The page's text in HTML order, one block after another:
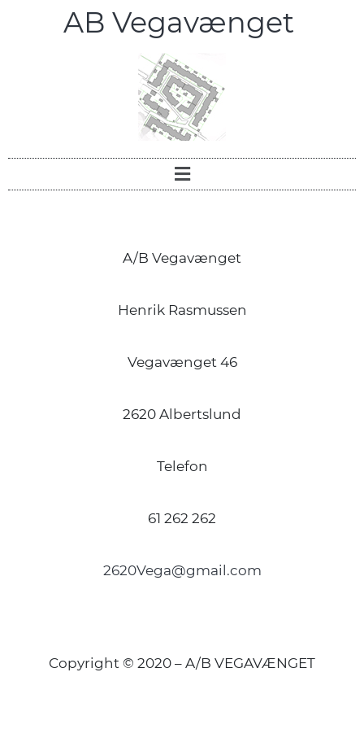
AB Vegavænget
A/B Vegavænget
Henrik Rasmussen
Vegavænget 46
2620 Albertslund
Telefon
61 262 262
2620Vega@gmail.com
Copyright © 2020 – A/B VEGAVÆNGET